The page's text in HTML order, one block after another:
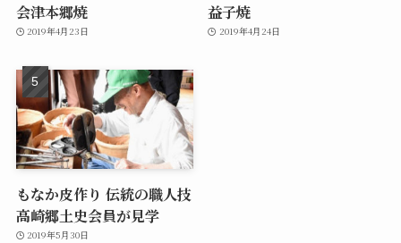
会津本郷焼
2019年4月23日
益子焼
2019年4月24日
もなか皮作り 伝統の職人技
高崎郷土史会員が見学
2019年5月30日